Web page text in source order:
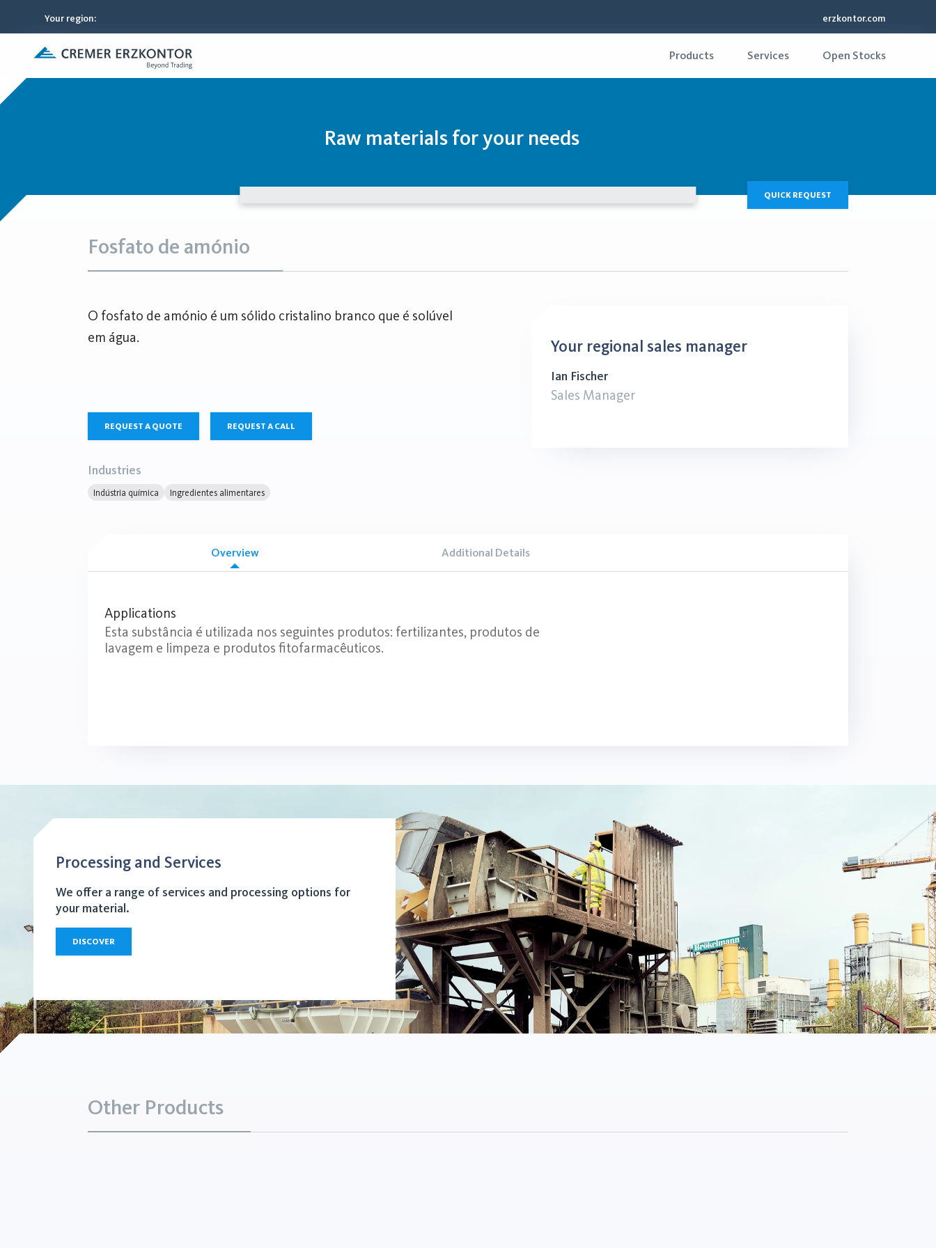
Your region: erzkontor.com
Products Services Open Stocks
Raw materials for your needs
QUICK REQUEST
Fosfato de amónio
O fosfato de amónio é um sólido cristalino branco que é solúvel
em água.
REQUEST A QUOTE REQUEST A CALL
Industries
Indústria química Ingredientes alimentares
Your regional sales manager
Ian Fischer
Sales Manager
Overview Additional Details
Applications
Esta substância é utilizada nos seguintes produtos: fertilizantes, produtos de
lavagem e limpeza e produtos fitofarmacêuticos.
Processing and Services
We offer a range of services and processing options for
your material.
DISCOVER
Other Products